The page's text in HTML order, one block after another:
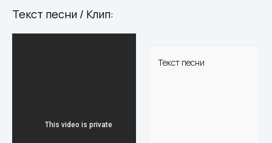
Текст песни / Клип:
Текст песни